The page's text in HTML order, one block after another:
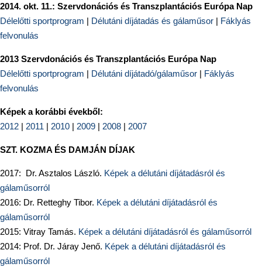
2014. okt. 11.: Szervdonációs és Transzplantációs Európa Nap
Délelőtti sportprogram | Délutáni díjátadás és gálaműsor | Fáklyás
felvonulás
2013 Szervdonációs és Transzplantációs Európa Nap
Délelőtti sportprogram | Délutáni díjátadó/gálaműsor | Fáklyás
felvonulás
Képek a korábbi évekből:
2012 | 2011 | 2010 | 2009 | 2008 | 2007
SZT. KOZMA ÉS DAMJÁN DÍJAK
2017: Dr. Asztalos László. Képek a délutáni díjátadásról és
gálaműsorról
2016: Dr. Retteghy Tibor. Képek a délutáni díjátadásról és
gálaműsorról
2015: Vitray Tamás. Képek a délutáni díjátadásról és gálaműsorról
2014: Prof. Dr. Járay Jenő. Képek a délutáni díjátadásról és
gálaműsorról